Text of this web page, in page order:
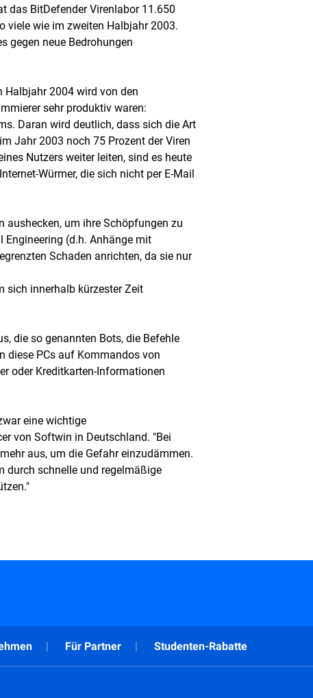
das BitDefender Virenlabor 11.650
viele wie im zweiten Halbjahr 2003.
gegen neue Bedrohungen
Halbjahr 2004 wird von den
sehr produktiv waren:
Daran wird deutlich, dass sich die Art
Jahr 2003 noch 75 Prozent der Viren
Nutzers weiter leiten, sind es heute
Würmer, die sich nicht per E-Mail
aushecken, um ihre Schöpfungen zu
Engineering (d.h. Anhänge mit
Schaden anrichten, da sie nur
sich innerhalb kürzester Zeit
die so genannten Bots, die Befehle
diese PCs auf Kommandos von
oder Kreditkarten-Informationen
eine wichtige
von Softwin in Deutschland. "Bei
aus, um die Gefahr einzudämmen.
durch schnelle und regelmäßige
Für Partner Studenten-Rabatte